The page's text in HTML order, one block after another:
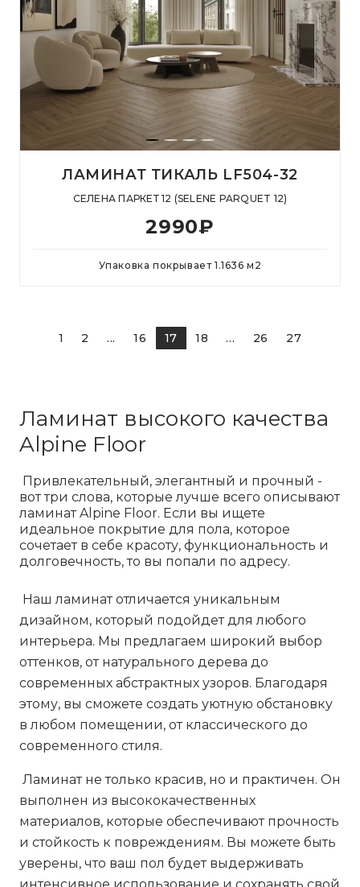
ЛАМИНАТ ТИКАЛЬ LF504-32
СЕЛЕНА ПАРКЕТ 12 (SELENE PARQUET 12)
2990₽
Упаковка покрывает 1.1636 м 2
1 2 ... 16 17 18 ... 26 27
Ламинат высокого качества
Alpine Floor
Привлекательный, элегантный и прочный -
вот три слова, которые лучше всего описывают
ламинат Alpine Floor. Если вы ищете
идеальное покрытие для пола, которое
сочетает в себе красоту, функциональность и
долговечность, то вы попали по адресу.
Наш ламинат отличается уникальным
дизайном, который подойдет для любого
интерьера. Мы предлагаем широкий выбор
оттенков, от натурального дерева до
современных абстрактных узоров. Благодаря
этому, вы сможете создать уютную обстановку
в любом помещении, от классического до
современного стиля.
Ламинат не только красив, но и практичен. Он
выполнен из высококачественных
материалов, которые обеспечивают прочность
и стойкость к повреждениям. Вы можете быть
уверены, что ваш пол будет выдерживать